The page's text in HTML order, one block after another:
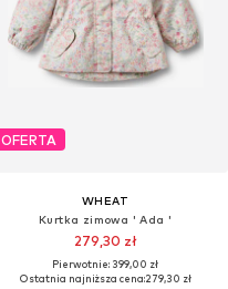
OFERTA
WHEAT
Kurtka zimowa ' Ada '
279,30 zł
Pierwotnie: 399,00 zł
Ostatnia najniższa cena:279,30 zł